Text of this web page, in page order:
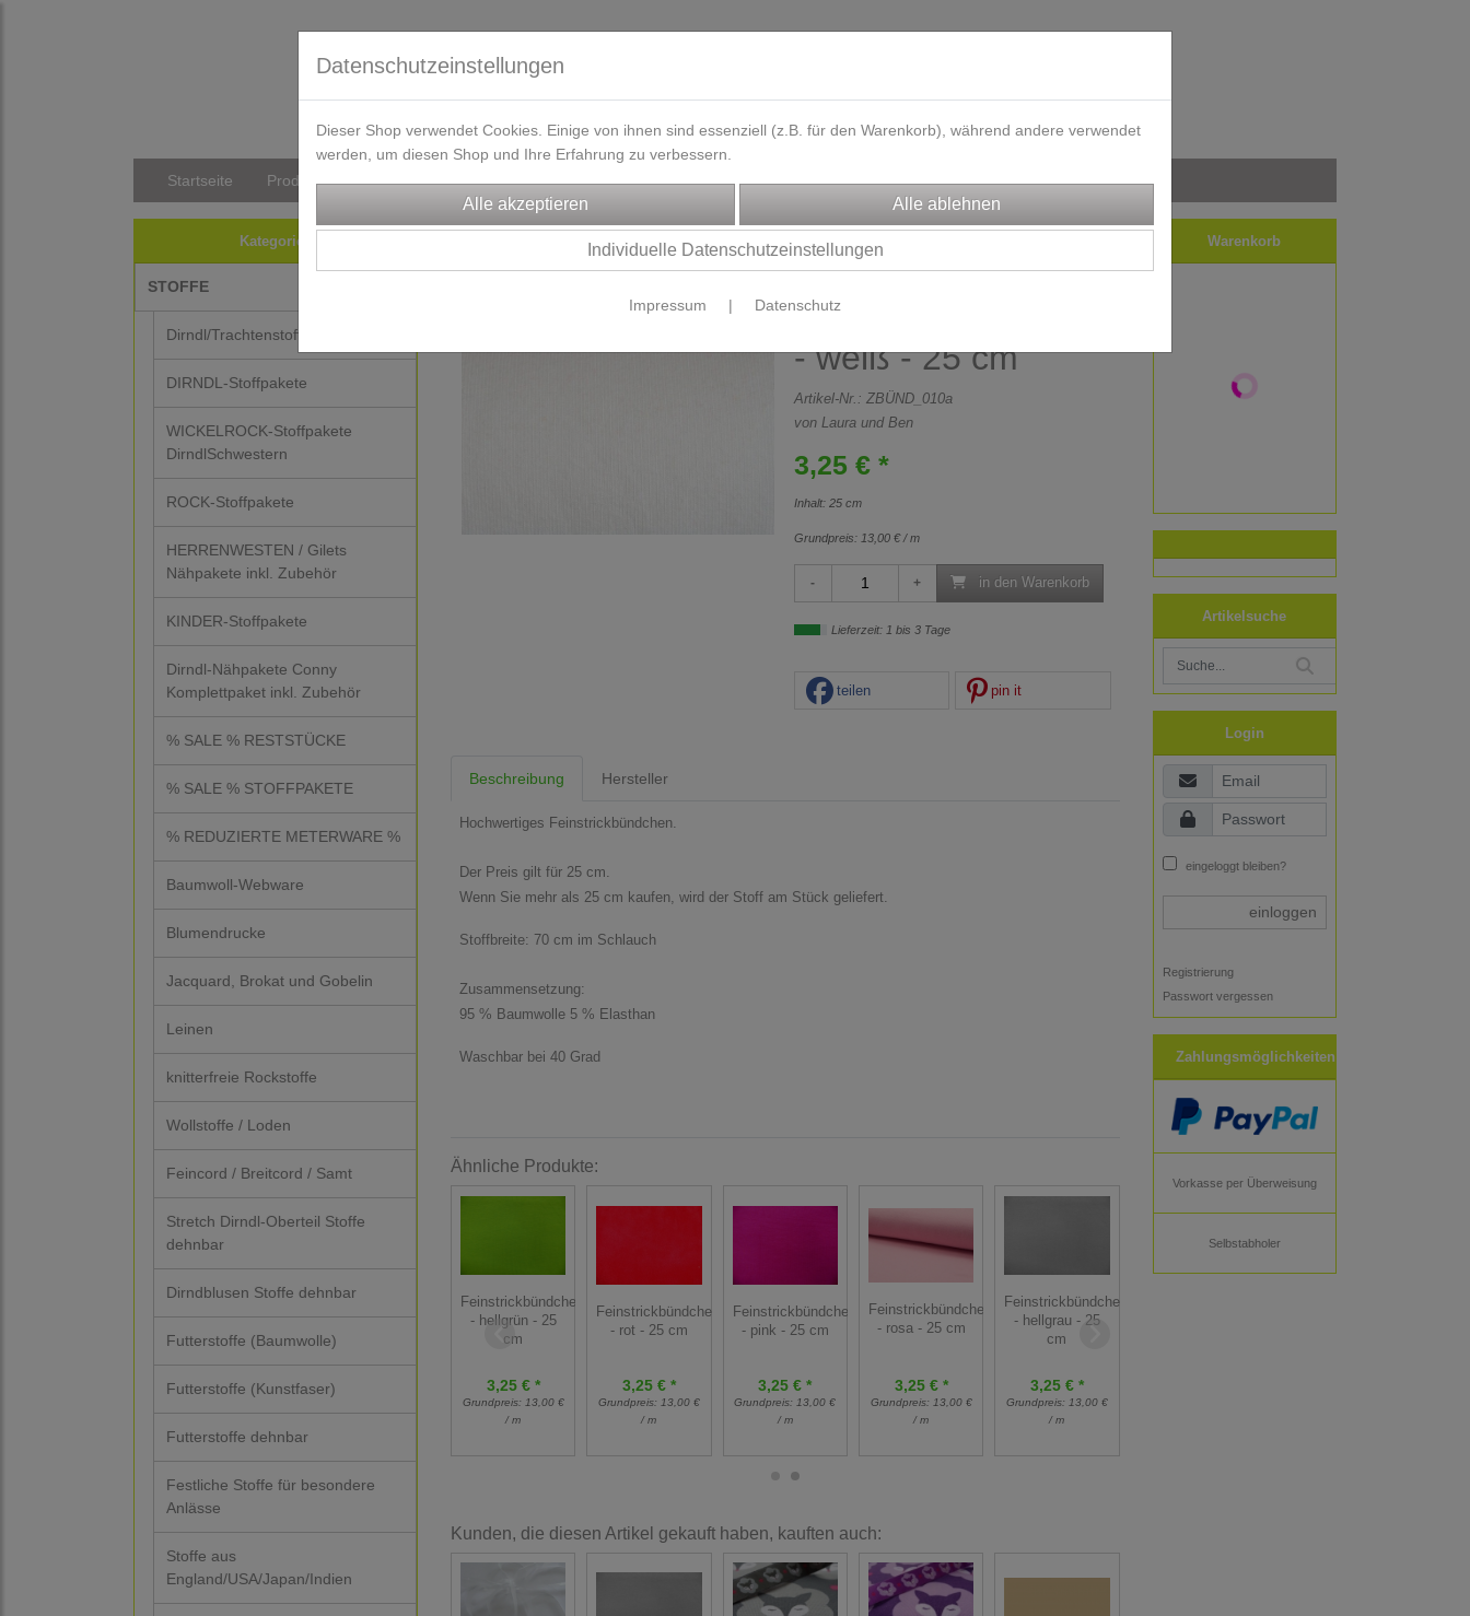
Startseite Produkte Versandkosten/Lieferzeit Kontakt / Öffnungszeiten Gutscheine Designbeispiele Impressum
Kategorien
STOFFE
Dirndl/Trachtenstoffe
DIRNDL-Stoffpakete
WICKELROCK-Stoffpakete
DirndlSchwestern
ROCK-Stoffpakete
HERRENWESTEN / Gilets
Nähpakete inkl. Zubehör
KINDER-Stoffpakete
Dirndl-Nähpakete Conny
Komplettpaket inkl. Zubehör
% SALE % RESTSTÜCKE
% SALE % STOFFPAKETE
% REDUZIERTE METERWARE %
Baumwoll-Webware
Blumendrucke
Jacquard, Brokat und Gobelin
Leinen
knitterfreie Rockstoffe
Wollstoffe / Loden
Feincord / Breitcord / Samt
Stretch Dirndl-Oberteil Stoffe
dehnbar
Dirndblusen Stoffe dehnbar
Futterstoffe (Baumwolle)
Futterstoffe (Kunstfaser)
Futterstoffe dehnbar
Festliche Stoffe für besondere
Anlässe
Stoffe aus
England/USA/Japan/Indien
STOFFE Bündchen
Feinstrickbündchen
- weiß - 25 cm
Artikel-Nr.: ZBÜND_010a
von Laura und Ben
3,25 € *
Inhalt: 25 cm
Grundpreis: 13,00 € / m
in den Warenkorb
Lieferzeit: 1 bis 3 Tage
teilen pin it
Beschreibung Hersteller
Hochwertiges Feinstrickbündchen.
Der Preis gilt für 25 cm.
Wenn Sie mehr als 25 cm kaufen, wird der Stoff am Stück geliefert.
Stoffbreite: 70 cm im Schlauch
Zusammensetzung:
95 % Baumwolle 5 % Elasthan
Waschbar bei 40 Grad
Ähnliche Produkte:
Feinstrickbündchen
- hellgrün - 25
cm
3,25 € *
Grundpreis: 13,00 €
/ m
Feinstrickbündchen
- rot - 25 cm
3,25 € *
Grundpreis: 13,00 €
/ m
Feinstrickbündchen
- pink - 25 cm
3,25 € *
Grundpreis: 13,00 €
/ m
Feinstrickbündchen
- rosa - 25 cm
3,25 € *
Grundpreis: 13,00 €
/ m
Feinstrickbündchen
- hellgrau - 25
cm
3,25 € *
Grundpreis: 13,00 €
/ m
Kunden, die diesen Artikel gekauft haben, kauften auch:
Warenkorb
Artikelsuche
Login
eingeloggt bleiben?
einloggen
Registrierung
Passwort vergessen
Zahlungsmöglichkeiten
Vorkasse per Überweisung
Selbstabholer
Datenschutzeinstellungen
Dieser Shop verwendet Cookies. Einige von ihnen sind essenziell (z.B. für den Warenkorb), während andere verwendet
werden, um diesen Shop und Ihre Erfahrung zu verbessern.
Individuelle Datenschutzeinstellungen
Impressum | Datenschutz